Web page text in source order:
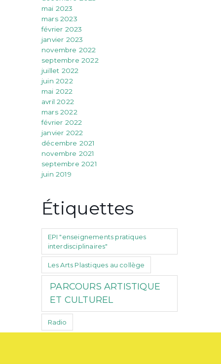
mai 2023
mars 2023
février 2023
janvier 2023
novembre 2022
septembre 2022
juillet 2022
juin 2022
mai 2022
avril 2022
mars 2022
février 2022
janvier 2022
décembre 2021
novembre 2021
septembre 2021
juin 2019
Étiquettes
EPI "enseignements pratiques
interdisciplinaires"
Les Arts Plastiques au collège
PARCOURS ARTISTIQUE
ET CULTUREL
Radio